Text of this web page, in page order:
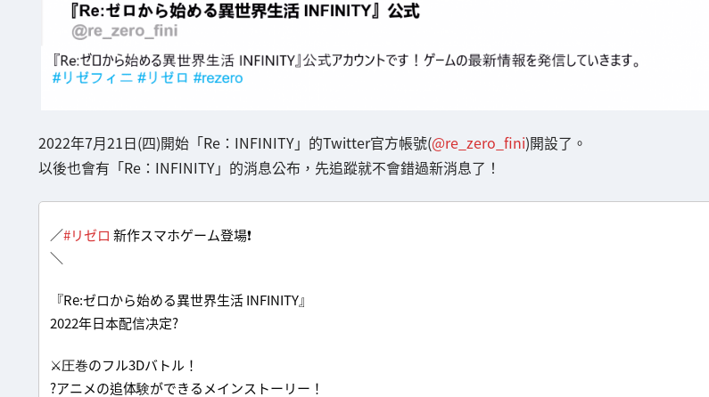
2022年7月21日(四)開始「Re：INFINITY」的Twitter官方帳號(@re_zero_fini)開設了。
以後也會有「Re：INFINITY」的消息公布，先追蹤就不會錯過新消息了！
／#リゼロ 新作スマホゲーム登場❗
＼
『Re:ゼロから始める異世界生活 INFINITY』
2022年日本配信决定?
⚔圧巻のフル3Dバトル！
?アニメの追体験ができるメインストーリー！